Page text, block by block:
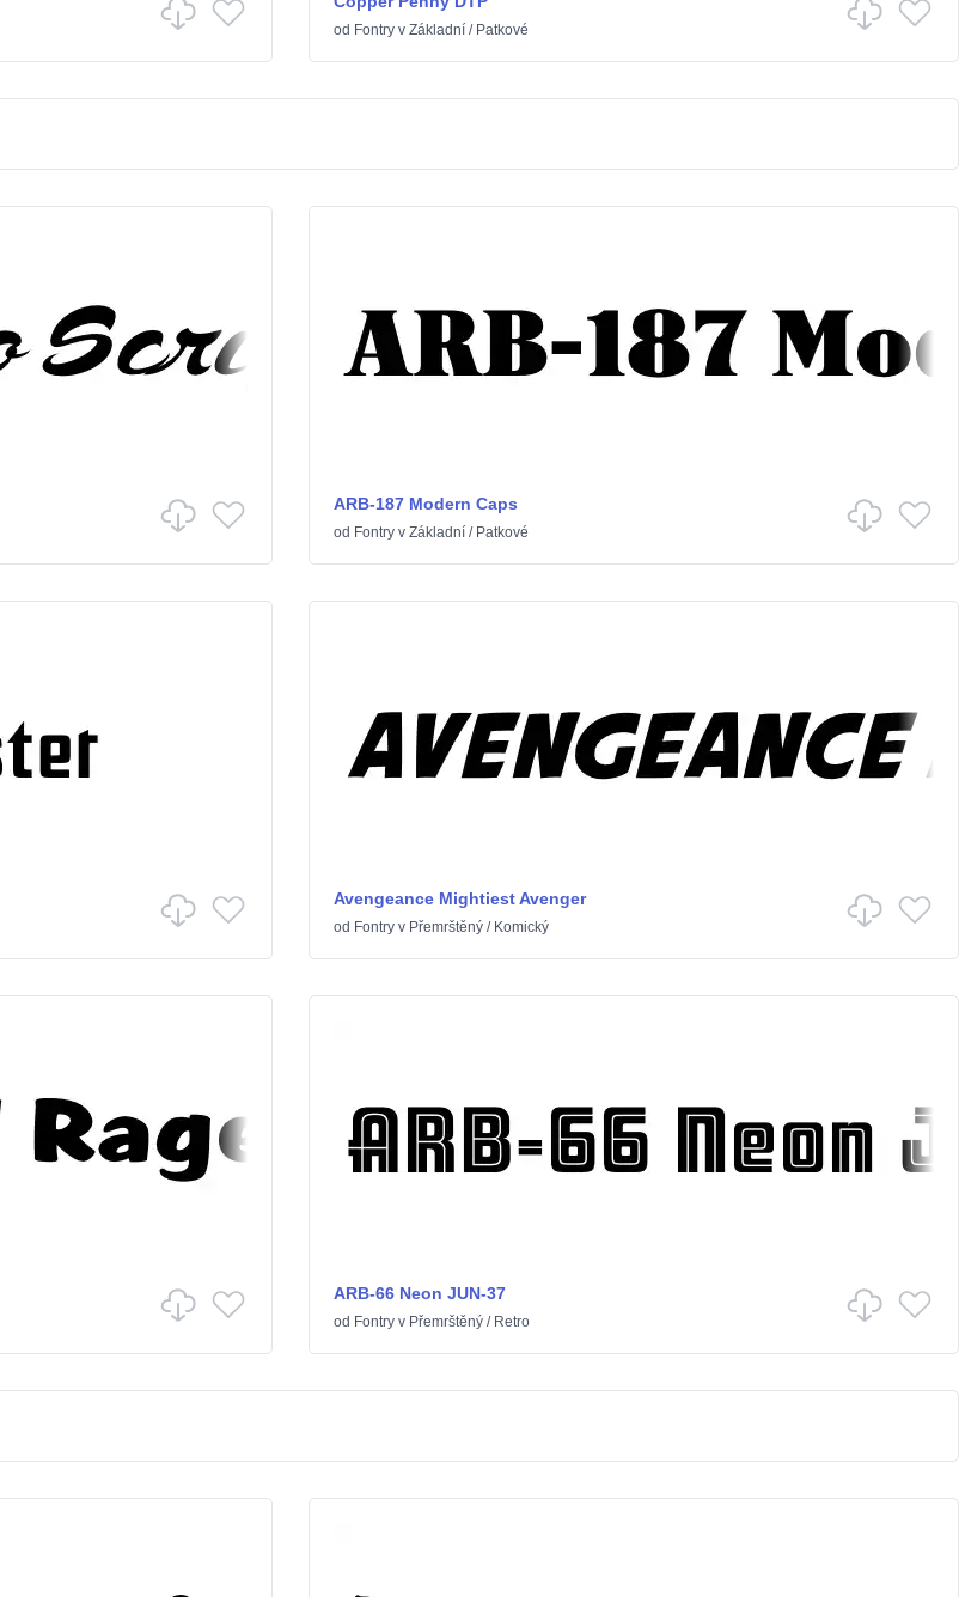
od Fontryv Základní/ Patkové
ARB-187 Modern Caps
od Fontryv Základní/ Patkové
Avengeance Mightiest Avenger
od Fontryv Přemrštěný/ Komický
ARB-66 Neon JUN-37
od Fontryv Přemrštěný/ Retro